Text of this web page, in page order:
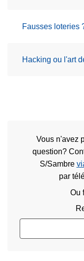
Fausses loteries
Hacking ou l'art
Vous n'avez
question?
S/Sambre
par
Ou